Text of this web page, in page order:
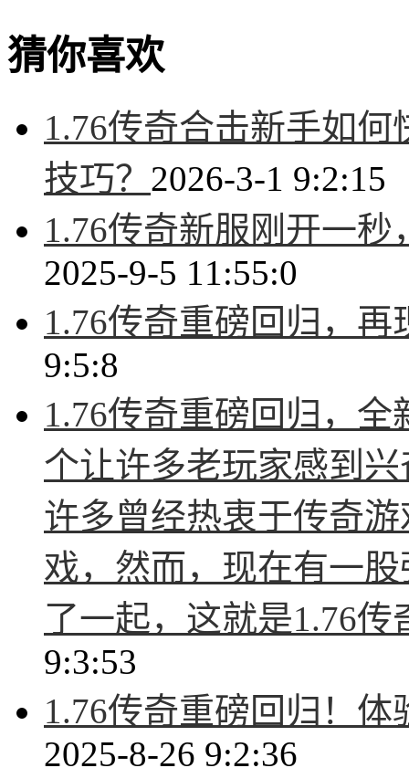
猜你喜欢
1.76传奇合击新手如
技巧？ 2026-3-1 9:2:15
1.76传奇新服刚开一
2025-9-5 11:55:0
1.76传奇重磅回归，
9:5:8
1.76传奇重磅回归，
个让许多老玩家感到
许多曾经热衷于传奇
戏，然而，现在有一
了一起，这就是1.76
9:3:53
1.76传奇重磅回归！
2025-8-26 9:2:36